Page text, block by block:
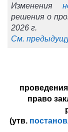
Изменения
решения о
2026 г.
См.
право
(утв.